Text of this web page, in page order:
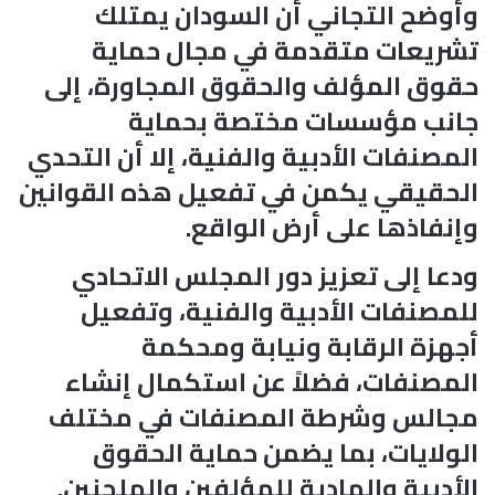
وأوضح التجاني أن السودان يمتلك
تشريعات متقدمة في مجال حماية
حقوق المؤلف والحقوق المجاورة، إلى
جانب مؤسسات مختصة بحماية
المصنفات الأدبية والفنية، إلا أن التحدي
الحقيقي يكمن في تفعيل هذه القوانين
وإنفاذها على أرض الواقع.
ودعا إلى تعزيز دور المجلس الاتحادي
للمصنفات الأدبية والفنية، وتفعيل
أجهزة الرقابة ونيابة ومحكمة
المصنفات، فضلاً عن استكمال إنشاء
مجالس وشرطة المصنفات في مختلف
الولايات، بما يضمن حماية الحقوق